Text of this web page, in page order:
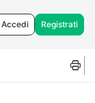
Accedi Registrati